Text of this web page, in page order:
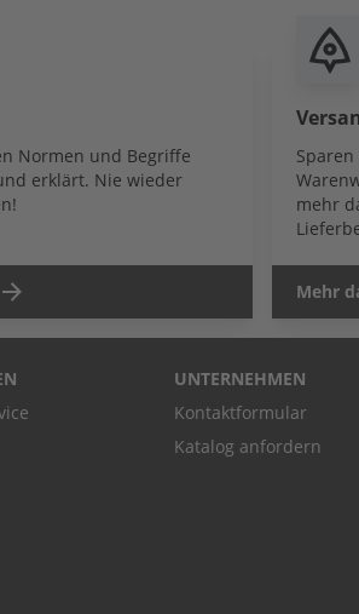
Normen und Begriffe
erklärt. Nie wieder
mehr
Mehr
UNTERNEHMEN
Kontaktformular
Katalog anfordern